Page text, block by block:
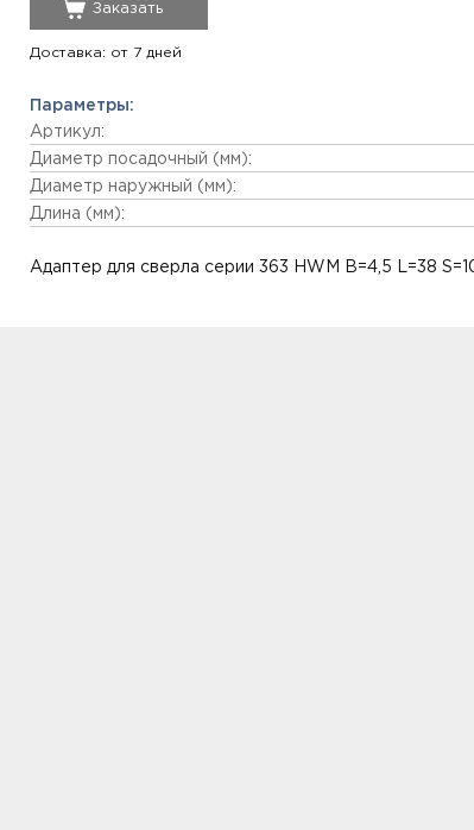
Заказать
Доставка: от 7 дней
Параметры:
Артикул:
Диаметр посадочный (мм):
Диаметр наружный (мм):
Длина (мм):
Адаптер для сверла серии 363 HWM B=4,5 L=38